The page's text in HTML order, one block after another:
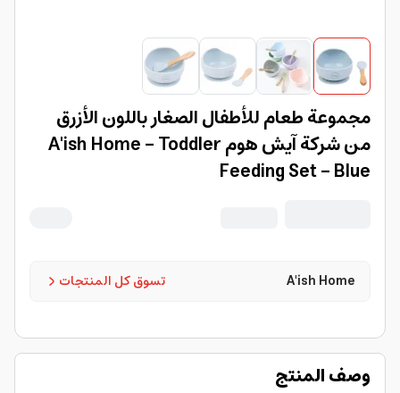
مجموعة طعام للأطفال الصغار باللون الأزرق
من شركة آيش هوم A'ish Home - Toddler
Feeding Set - Blue
تسوق كل المنتجات A'ish Home
وصف المنتج